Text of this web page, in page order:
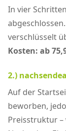
In vier
verschlüsselt
Kosten: ab
2.)
Auf der
beworben,
Preisstruktur